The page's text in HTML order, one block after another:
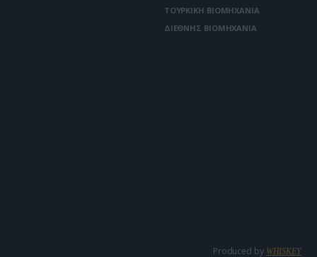
ΤΟΥΡΚΙΚΗ ΒΙΟΜΗΧΑΝΙΑ
ΔΙΕΘΝΗΣ ΒΙΟΜΗΧΑΝΙΑ
Produced by WHISKEY